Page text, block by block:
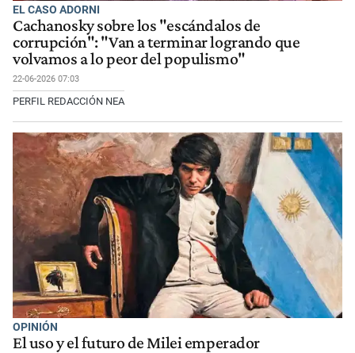
EL CASO ADORNI
Cachanosky sobre los "escándalos de
corrupción": "Van a terminar logrando que
volvamos a lo peor del populismo"
22-06-2026 07:03
PERFIL REDACCIÓN NEA
OPINIÓN
El uso y el futuro de Milei emperador